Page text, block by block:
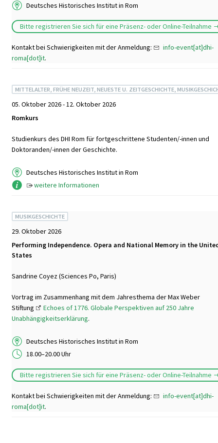
Deutsches Historisches Institut in Rom
Bitte registrieren Sie sich für eine Präsenz- oder Online-Teilnahme
Kontakt bei Schwierigkeiten mit der Anmeldung:
info-event[at]dhi-
roma[dot]it.
MITTELALTER, FRÜHE NEUZEIT, NEUESTE U. ZEITGESCHICHTE,
05. Oktober 2026 - 12. Oktober 2026
Romkurs
Studienkurs des DHI Rom für fortgeschrittene Studenten/-innen und
Doktoranden/-innen der Geschichte.
Deutsches Historisches Institut in Rom
weitere Informationen
MUSIKGESCHICHTE
29. Oktober 2026
Performing Independence. Opera and National Memory in the
States
Sandrine Coyez (Sciences Po, Paris)
Vortrag im Zusammenhang mit dem Jahresthema der Max Weber
Stiftung
Echoes of 1776. Globale Perspektiven auf 250 Jahre
Unabhängigkeitserklärung.
Deutsches Historisches Institut in Rom
18.00–20.00 Uhr
Bitte registrieren Sie sich für eine Präsenz- oder Online-Teilnahme
Kontakt bei Schwierigkeiten mit der Anmeldung:
info-event[at]dhi-
roma[dot]it.